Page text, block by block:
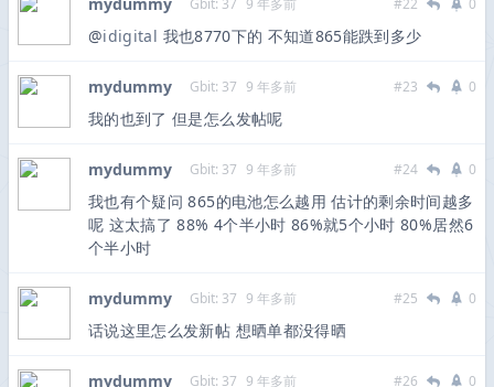
@idigital 我也8770下的 不知道865能跌到多少
mydummy Gbit: 37 9 年多前 #23 0
我的也到了 但是怎么发帖呢
mydummy Gbit: 37 9 年多前 #24 0
我也有个疑问 865的电池怎么越用 估计的剩余时间越多
呢 这太搞了 88% 4个半小时 86%就5个小时 80%居然6
个半小时
mydummy Gbit: 37 9 年多前 #25 0
话说这里怎么发新帖 想晒单都没得晒
mydummy Gbit: 37 9 年多前 #26 0